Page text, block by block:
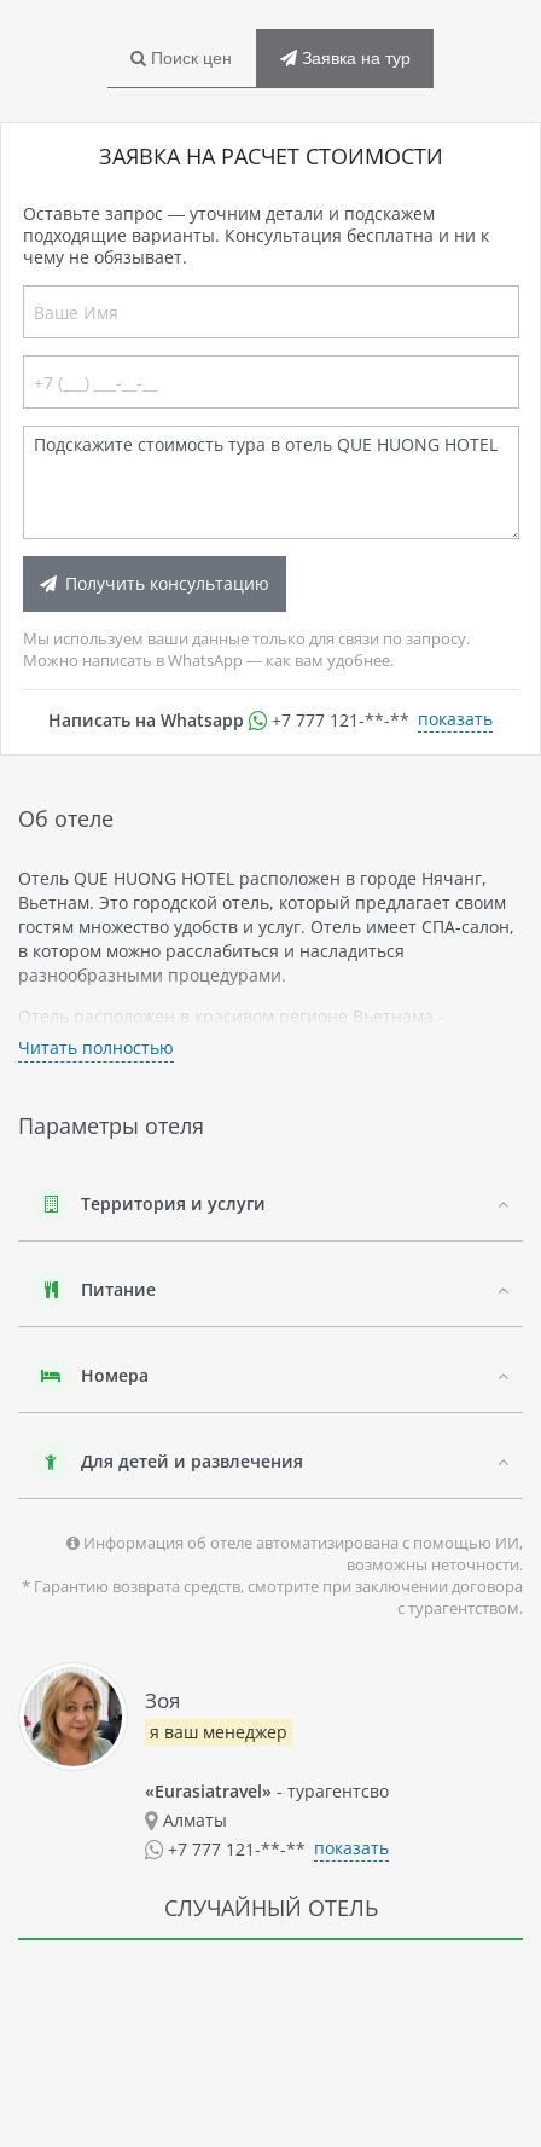
Поиск цен Заявка на тур
ЗАЯВКА НА РАСЧЕТ СТОИМОСТИ
Оставьте запрос — уточним детали и подскажем
подходящие варианты. Консультация бесплатна и ни к
чему не обязывает.
Получить консультацию
Мы используем ваши данные только для связи по запросу.
Можно написать в WhatsApp — как вам удобнее.
Написать на Whatsapp +7 777 121-**-** показать
Об отеле
Отель QUE HUONG HOTEL расположен в городе Нячанг,
Вьетнам. Это городской отель, который предлагает своим
гостям множество удобств и услуг. Отель имеет СПА-салон,
в котором можно расслабиться и насладиться
разнообразными процедурами.
Отель расположен в красивом регионе Вьетнама -
Нячанге. Город является курортным местом, известным
своими пляжами и туристической инфраструктурой. На
наслаждаясь теплым климатом.
отдыхающих, таких как экскурсии по окрестностям,
животных и растений.
Отель предлагает своим гостям все необходимое для
приятного отдыха, включая СПА-салон и уютные номера.
Читать полностью
Параметры отеля
Территория и услуги
Питание
Номера
Для детей и развлечения
Информация об отеле автоматизирована с помощью ИИ,
возможны неточности.
* Гарантию возврата средств, смотрите при заключении договора
с турагентством.
Зоя
я ваш менеджер
«Eurasiatravel» - турагентсво
Алматы
+7 777 121-**-** показать
СЛУЧАЙНЫЙ ОТЕЛЬ